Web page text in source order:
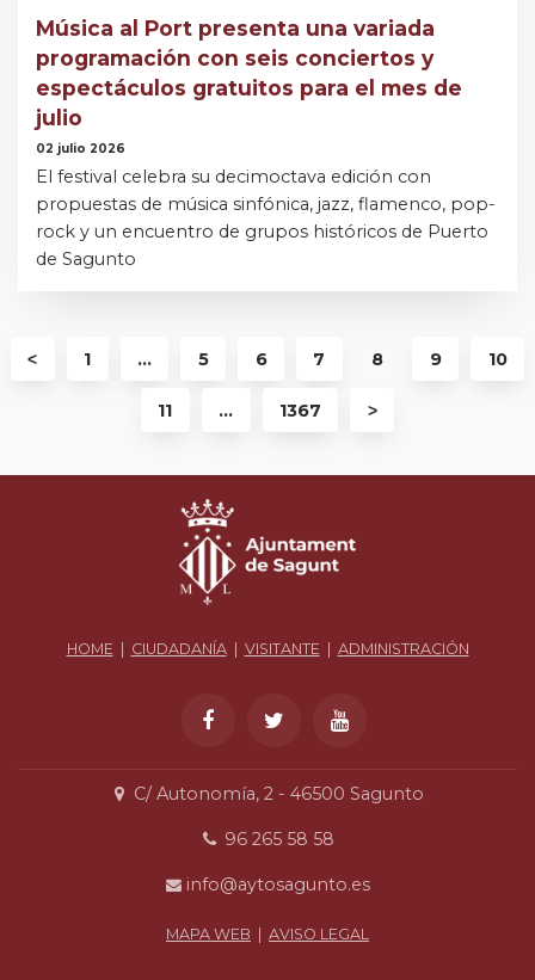
Música al Port presenta una variada
programación con seis conciertos y
espectáculos gratuitos para el mes de
julio
02 julio 2026
El festival celebra su decimoctava edición con
propuestas de música sinfónica, jazz, flamenco, pop-
rock y un encuentro de grupos históricos de Puerto
de Sagunto
˂ 1 ... 5 6 7 8 9 10
11 ... 1367 ˃
HOME| CIUDADANÍA| VISITANTE| ADMINISTRACIÓN
C/ Autonomía, 2 - 46500 Sagunto
96 265 58 58
info@aytosagunto.es
MAPA WEB AVISO LEGAL